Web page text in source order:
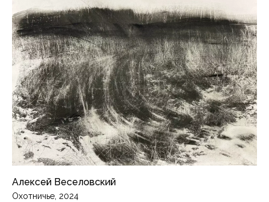
Алексей Веселовский
Охотничье, 2024